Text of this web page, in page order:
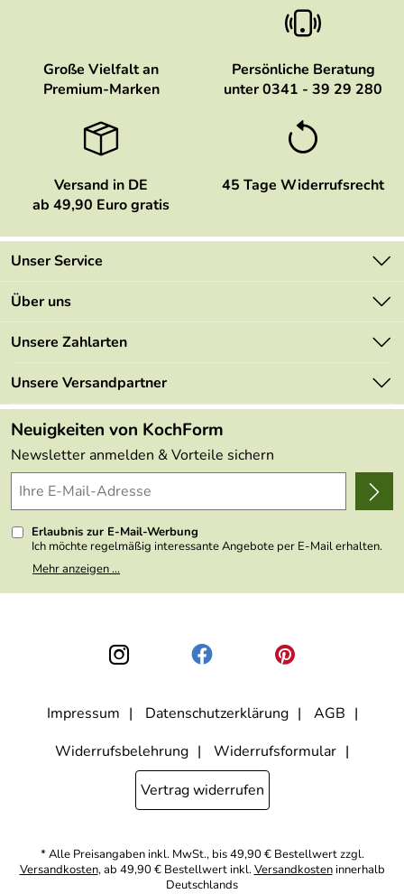
Große Vielfalt an
Premium-Marken
Persönliche Beratung
unter 0341 - 39 29 280
Versand in DE
ab 49,90 Euro gratis
45 Tage Widerrufsrecht
Unser Service
Kontakt
Mehrwertsteuerfrei
Retourenportal
FAQs
Lieferbedingungen
Delivery Terms
Kundenlogin
Über uns
Marken
Angebote
Made in Germany
Themen
Wir über uns
Presse
Unsere Zahlarten
Unsere Versandpartner
Neuigkeiten von KochForm
Newsletter anmelden & Vorteile sichern
Erlaubnis zur E-Mail-Werbung
Ich möchte regelmäßig interessante Angebote per E-Mail erhalten.
Meine E-Mail-Adresse wird nicht an andere Unternehmen
weitergegeben. Zu statistischen Zwecken wird in anonymer Form
den Link "Abmelden" am Ende des Newsletters anklicke oder die
Option Newsletter im Mitgliederbereich deaktiviere. Die
Datenschutzerklärung
habe ich zur Kenntnis genommen.
Mehr anzeigen ...
Impressum Datenschutzerklärung
AGB
Widerrufsbelehrung
Widerrufsformular
Vertrag widerrufen
* Alle Preisangaben inkl. MwSt., bis 49,90 € Bestellwert zzgl.
Versandkosten, ab 49,90 € Bestellwert inkl.Versandkosteninnerhalb
Deutschlands